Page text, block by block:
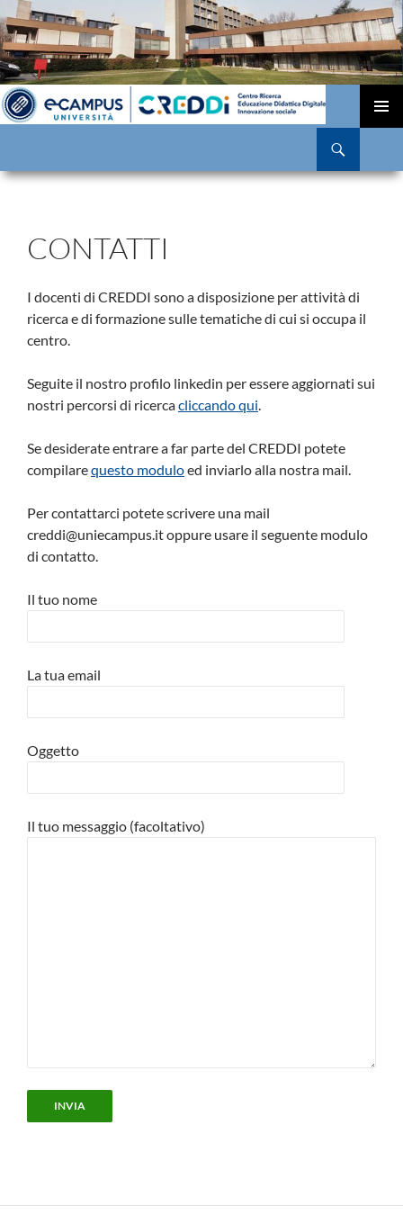
VAI
CONTATTI
I docenti di CREDDI sono a disposizione per attività di
ricerca e di formazione sulle tematiche di cui si occupa il
centro.
Seguite il nostro profilo linkedin per essere aggiornati sui
nostri percorsi di ricercacliccando qui.
Se desiderate entrare a far parte del CREDDI potete
compilarequesto moduloed inviarlo alla nostra mail.
Per contattarci potete scrivere una mail
creddi@uniecampus.it oppure usare il seguente modulo
di contatto.
Il tuo nome
La tua email
Oggetto
Il tuo messaggio (facoltativo)